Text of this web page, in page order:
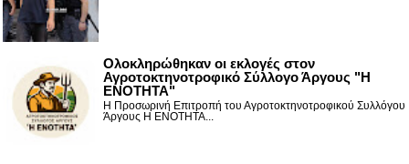
Ολοκληρώθηκαν οι εκλογές στον
Αγροτοκτηνοτροφικό Σύλλογο Άργους "Η
ΕΝΟΤΗΤΑ"
Η Προσωρινή Επιτροπή του Αγροτοκτηνοτροφικού Συλλόγου
Άργους Η ΕΝΟΤΗΤΑ...